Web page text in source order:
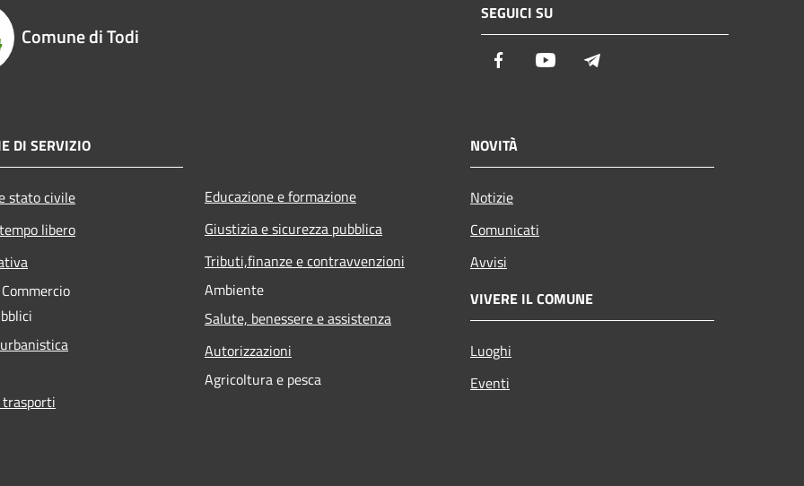
Comune di Todi
SEGUICI SU
Facebook Youtube
DI SERVIZIO
stato civile
libero
Educazione e formazione
Giustizia e sicurezza pubblica
Tributi,finanze e contravvenzioni
Ambiente
Salute, benessere e assistenza
Autorizzazioni
Agricoltura e pesca
NOVITÀ
Notizie
Comunicati
Avvisi
VIVERE IL COMUNE
Luoghi
Eventi